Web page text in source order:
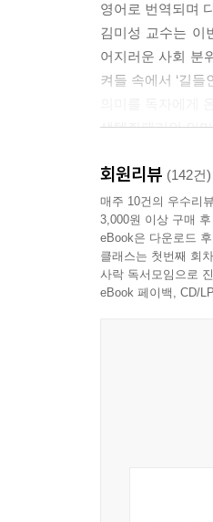
웃는 것 같이 보일
그리고 어린 왕자
“그리고 슬픔이
아저씨는 나와 함
“그건 마치 내가
--- p.149~150
영어로 번역되며
김미성 교수는 이
어지러운 사회 분
켜들 속에서 ‘길
생텍쥐페리의 의
김민지의 환상적
『어린 왕자』는
사랑스럽게 만들
동심의 세계에 빠
회원리뷰 (142건)
매주 10건의 우수리
3,000원 이상 구매
eBook은 다운로드
클래스는 첫번째 회
사락 독서모임으로
eBook 페이백, CD/